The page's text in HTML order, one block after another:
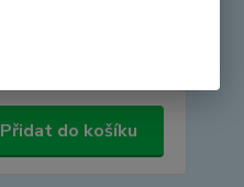
Přidat do košíku